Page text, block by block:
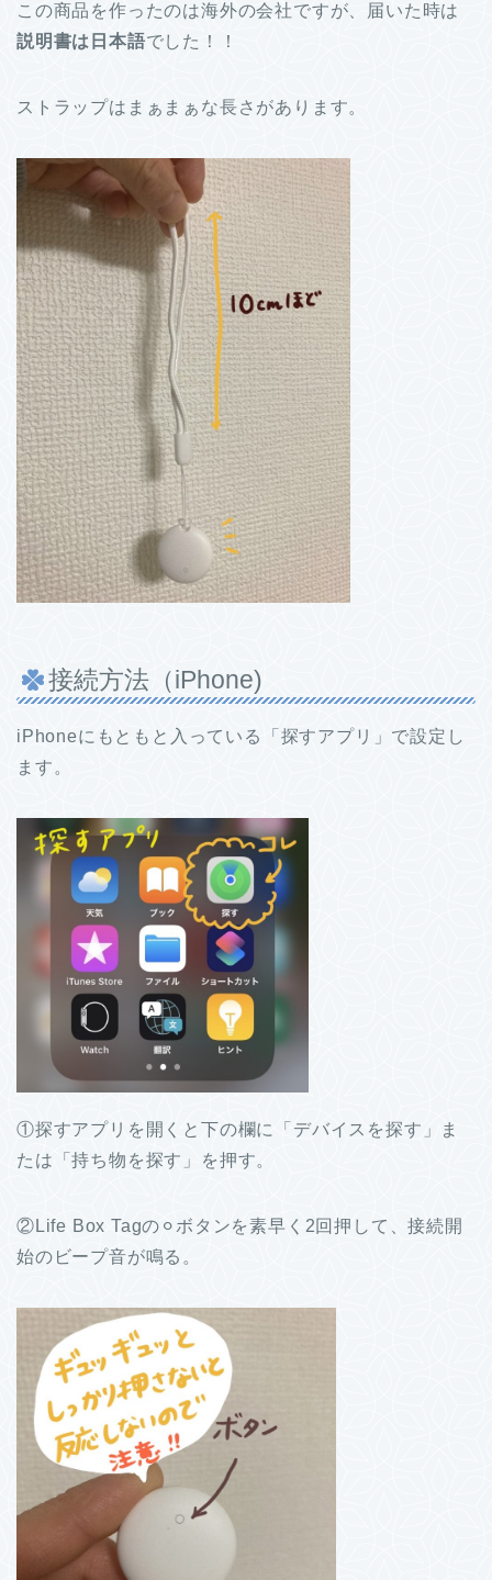
この商品を作ったのは海外の会社ですが、届いた時は
説明書は日本語でした！！
ストラップはまぁまぁな長さがあります。
接続方法（iPhone)
iPhoneにもともと入っている「探すアプリ」で設定し
ます。
①探すアプリを開くと下の欄に「デバイスを探す」ま
たは「持ち物を探す」を押す。
②Life Box Tagの⚪︎ボタンを素早く2回押して、接続開
始のビープ音が鳴る。